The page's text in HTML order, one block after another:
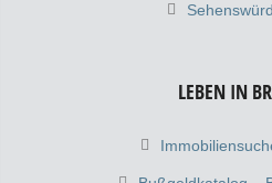
LEBEN IN